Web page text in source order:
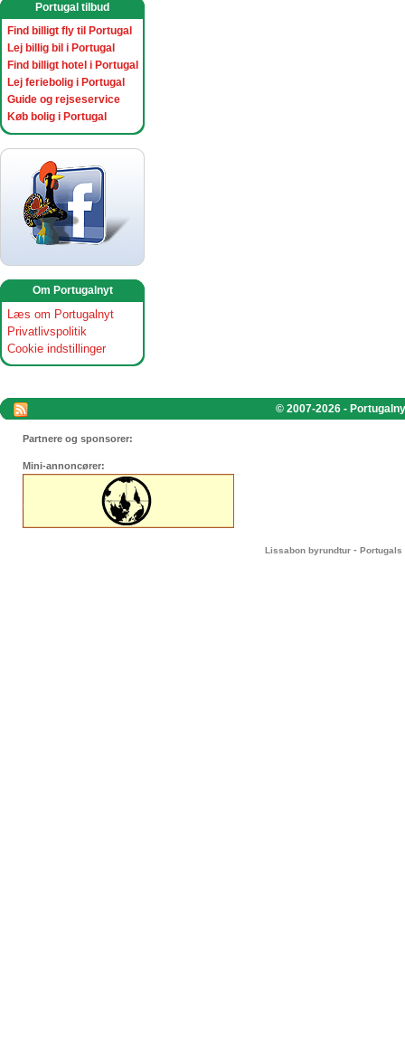
Portugal tilbud
Find billigt fly til Portugal
Lej billig bil i Portugal
Find billigt hotel i Portugal
Lej feriebolig i Portugal
Guide og rejseservice
Køb bolig i Portugal
Om Portugalnyt
Læs om Portugalnyt
Privatlivspolitik
Cookie indstillinger
© 2007-2026 -
Partnere og sponsorer:
Mini-annoncører:
Lissabon byrundtur - Portugals